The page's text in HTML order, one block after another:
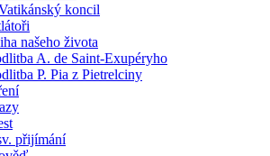
koncil
našeho života
A. de Saint-Exupéryho
P. Pia z Pietrelciny
přijímání